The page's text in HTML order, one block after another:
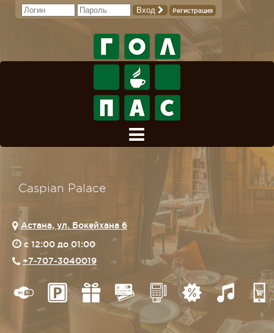
Вход Регистрация
Caspian Palace
Астана, ул. Бокейхана 6
c 12:00 до 01:00
+7-707-3040019